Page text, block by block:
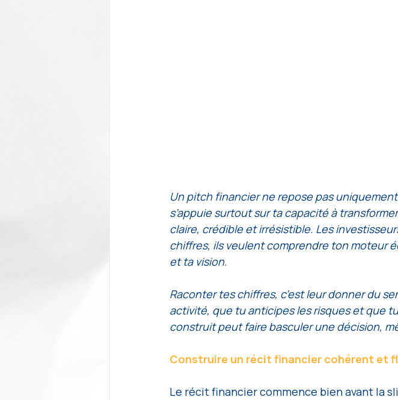
Un pitch financier ne repose pas
s’appuie surtout sur ta capacité à
claire, crédible et irrésistible. Les
chiffres, ils veulent comprendre ton moteur
et ta vision.
Raconter tes chiffres, c’est leur donner du
activité, que tu anticipes les risques et que
construit peut faire basculer une décision,
Construire un récit financier cohérent et
Le récit financier commence bien avant la